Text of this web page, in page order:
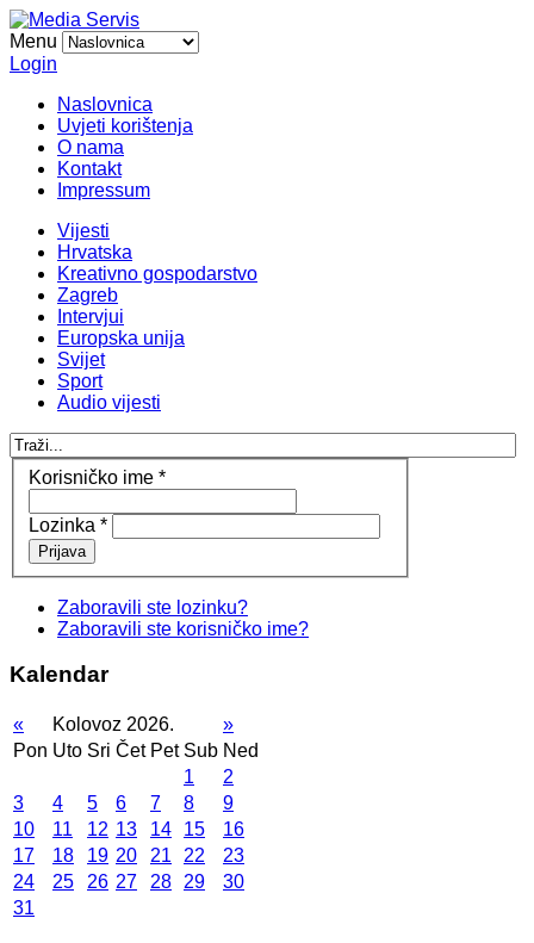
Menu
Login
Naslovnica
Uvjeti korištenja
O nama
Kontakt
Impressum
Vijesti
Hrvatska
Kreativno gospodarstvo
Zagreb
Intervjui
Europska unija
Svijet
Sport
Audio vijesti
Korisničko ime *
Lozinka *
Prijava
Zaboravili ste lozinku?
Zaboravili ste korisničko ime?
Kalendar
« Kolovoz 2026.
»
Pon Uto Sri Čet Pet Sub Ned
1
2
3
4 5 6 7 8
9
10
11 12 13 14 15
16
17
18 19 20 21 22
23
24
25 26 27 28 29
30
31